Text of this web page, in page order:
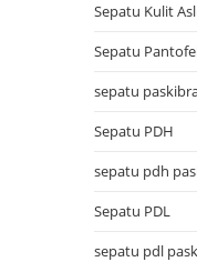
Sepatu Kulit
Sepatu
sepatu
Sepatu PDH
sepatu pdh
Sepatu PDL
sepatu pdl